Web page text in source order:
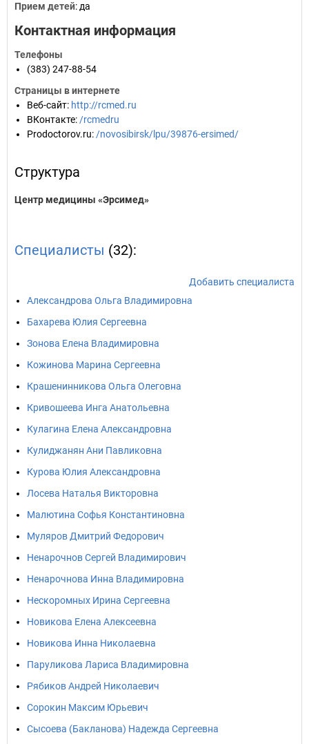
Прием детей: да
Контактная информация
Телефоны
(383) 247-88-54
Страницы в интернете
Веб-сайт: http://rcmed.ru
ВКонтакте: /rcmedru
Prodoctorov.ru: /novosibirsk/lpu/39876-ersimed/
Структура
Центр медицины «Эрсимед»
Специалисты (32):
Добавить специалиста
Александрова Ольга Владимировна
Бахарева Юлия Сергеевна
Зонова Елена Владимировна
Кожинова Марина Сергеевна
Крашенинникова Ольга Олеговна
Кривошеева Инга Анатольевна
Кулагина Елена Александровна
Кулиджанян Ани Павликовна
Курова Юлия Александровна
Лосева Наталья Викторовна
Малютина Софья Константиновна
Муляров Дмитрий Федорович
Ненарочнов Сергей Владимирович
Ненарочнова Инна Владимировна
Нескоромных Ирина Сергеевна
Новикова Елена Алексеевна
Новикова Инна Николаевна
Паруликова Лариса Владимировна
Рябиков Андрей Николаевич
Сорокин Максим Юрьевич
Сысоева (Бакланова) Надежда Сергеевна